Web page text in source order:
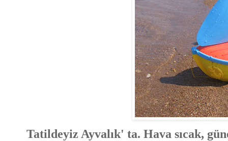
Tatildeyiz Ayvalık' ta. Hava sıcak,